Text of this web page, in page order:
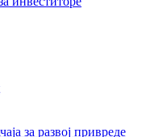
за развој привреде